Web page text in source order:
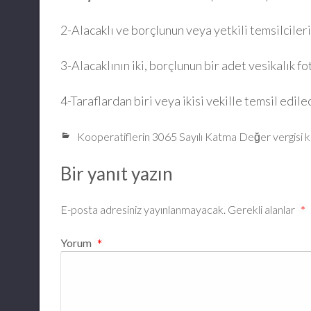
2-Alacaklı ve borçlunun veya yetkili
3-Alacaklının iki, borçlunun bir adet vesikalık
4-Taraflardan biri veya ikisi vekille temsil
Kooperatiflerin 3065 Sayılı Katma Değer vergisi
Bir yanıt yazın
E-posta adresiniz yayınlanmayacak. Gerekli alanlar *
Yorum *